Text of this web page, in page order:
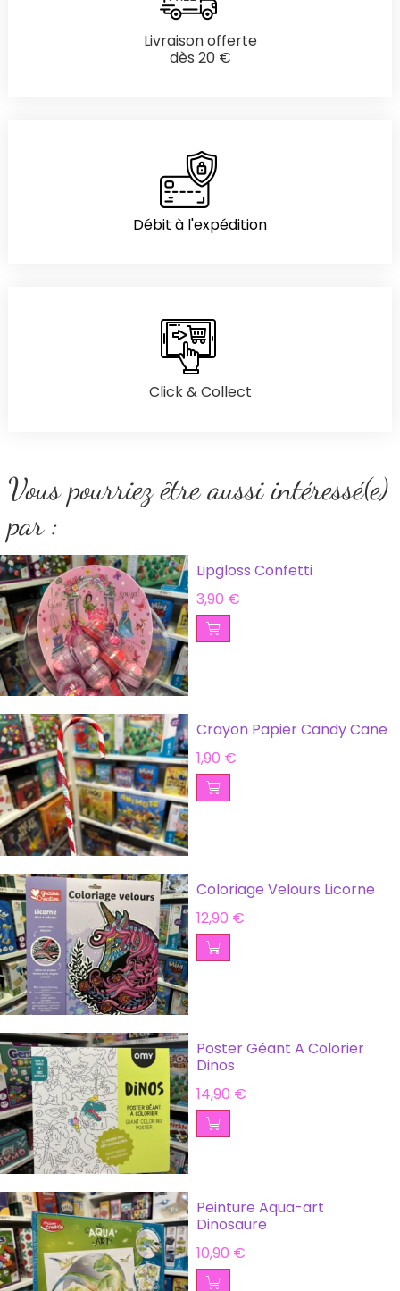
Livraison offerte
dès 20 €
Débit à l'expédition
Click & Collect
Vous pourriez être aussi intéressé(e)
par :
Lipgloss Confetti
3,90 €
Crayon Papier Candy Cane
1,90 €
Coloriage Velours Licorne
12,90 €
Poster Géant A Colorier
Dinos
14,90 €
Peinture Aqua-art
Dinosaure
10,90 €